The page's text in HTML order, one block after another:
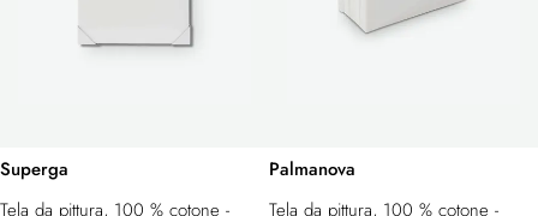
Superga
Tela da pittura, 100 % cotone -
Palmanova
Tela da pittura, 100 % cotone -